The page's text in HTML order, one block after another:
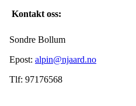
Kontakt oss:
Sondre Bollum
Epost: alpin@njaard.no
Tlf: 97176568